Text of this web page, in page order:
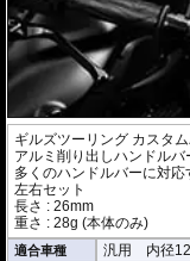
ギルズツーリング カスタ
アルミ削り出しハンドルバ
多くのハンドルバーに対応
左右セット
長さ : 26mm
重さ : 28g (本体のみ)
適合車種 汎用 内径